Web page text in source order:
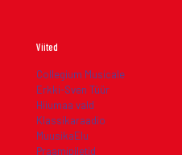
Viited
Collegium Musicale
Erkki-Sven Tüür
Hiiumaa vald
Klassikaraadio
MuusikaElu
Praamipiletid